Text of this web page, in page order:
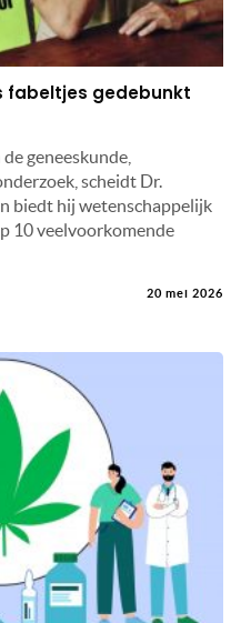
fabeltjes gedebunkt
geneeskunde,
scheidt Dr.
biedt hij wetenschappelijk
10 veelvoorkomende
20 mei 2026